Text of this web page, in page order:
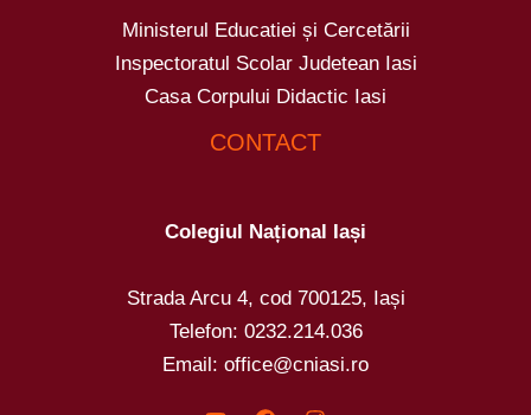
Ministerul Educatiei și Cercetării
Inspectoratul Scolar Judetean Iasi
Casa Corpului Didactic Iasi
CONTACT
Colegiul Național Iași
Strada Arcu 4, cod 700125, Iași
Telefon: 0232.214.036
Email: office@cniasi.ro